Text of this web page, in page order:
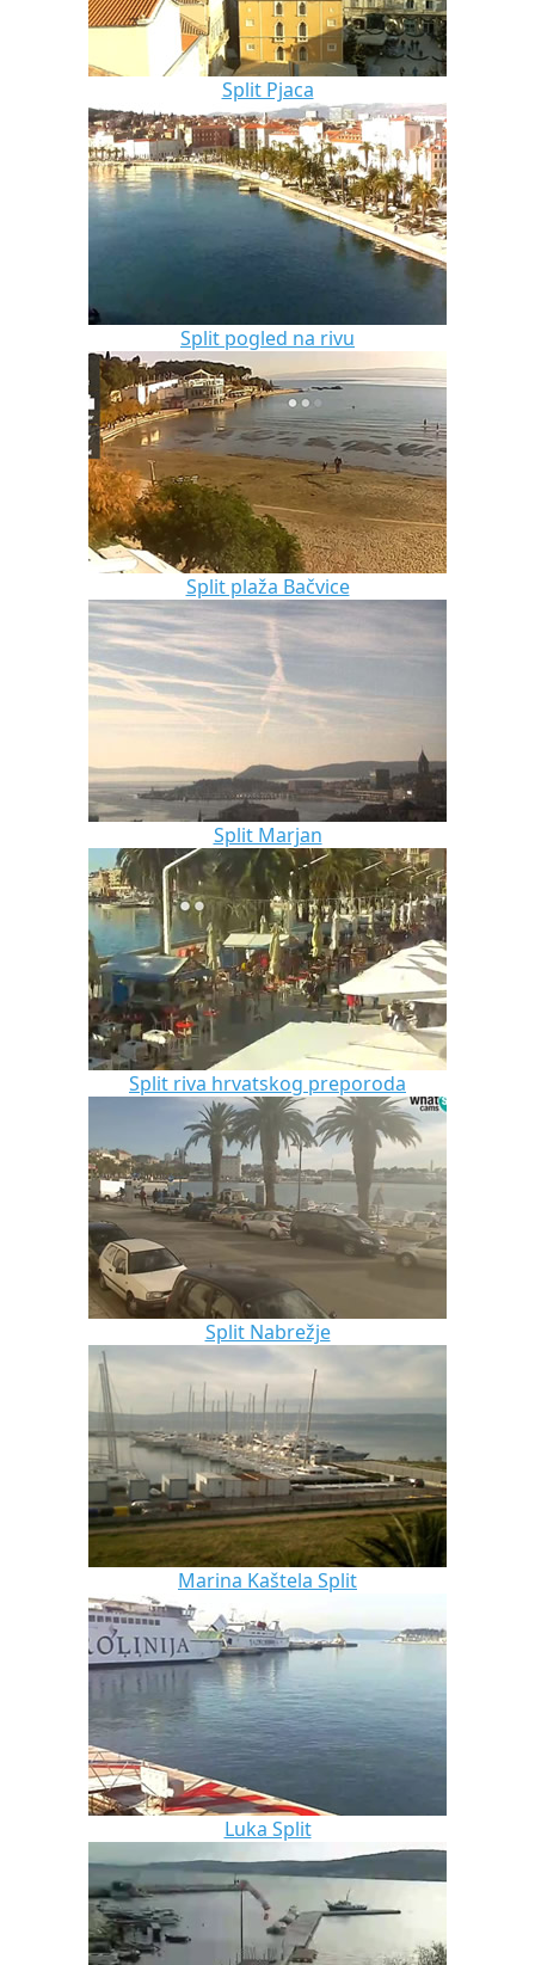
Split Pjaca
Split pogled na rivu
Split plaža Bačvice
Split Marjan
Split riva hrvatskog preporoda
Split Nabrežje
Marina Kaštela Split
Luka Split